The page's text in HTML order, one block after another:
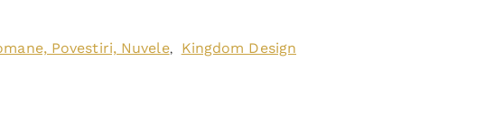
Povestiri, Nuvele, Kingdom Design